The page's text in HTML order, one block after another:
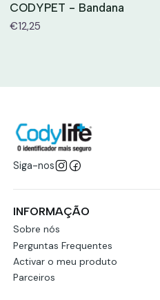
CODYPET - Bandana
€12,25
Siga-nos
INFORMAÇÃO
Sobre nós
Perguntas Frequentes
Activar o meu produto
Parceiros